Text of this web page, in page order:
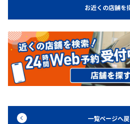
お近くの店舗を
一覧ページへ